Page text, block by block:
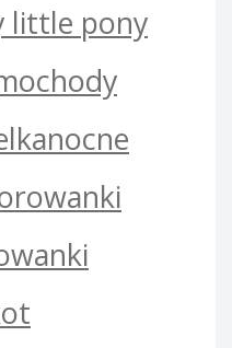
little pony